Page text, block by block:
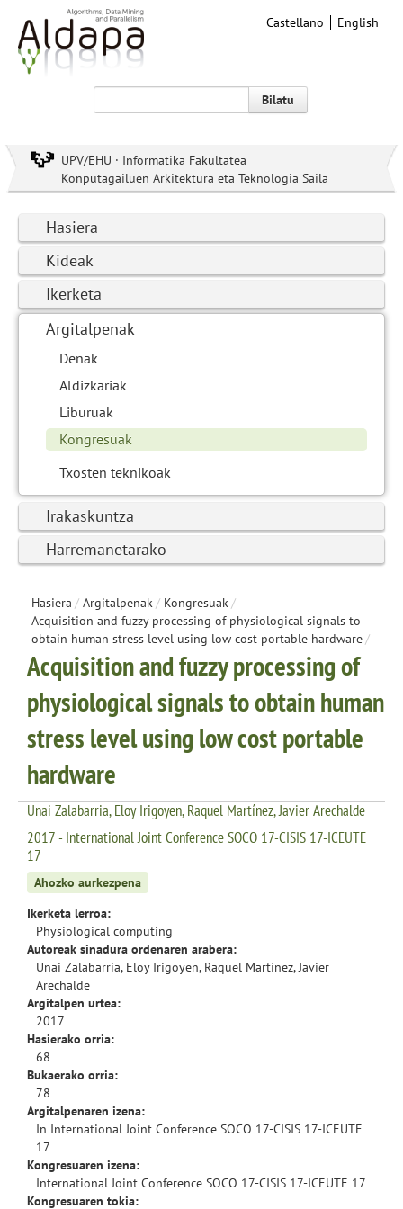
Castellano English
Bilatu
UPV/EHU · Informatika Fakultatea
Konputagailuen Arkitektura eta Teknologia Saila
Hasiera
Kideak
Ikerketa
Argitalpenak
Denak
Aldizkariak
Liburuak
Kongresuak
Txosten teknikoak
Irakaskuntza
Harremanetarako
Hasiera / Argitalpenak/ Kongresuak/
Acquisition and fuzzy processing of physiological signals to
obtain human stress level using low cost portable hardware/
Acquisition and fuzzy processing of
physiological signals to obtain human
stress level using low cost portable
hardware
Unai Zalabarria, Eloy Irigoyen, Raquel Martínez, Javier Arechalde
2017 - International Joint Conference SOCO 17-CISIS 17-ICEUTE
17
Ahozko aurkezpena
Ikerketa lerroa:
Physiological computing
Autoreak sinadura ordenaren arabera:
Unai Zalabarria, Eloy Irigoyen, Raquel Martínez, Javier
Arechalde
Argitalpen urtea:
2017
Hasierako orria:
68
Bukaerako orria:
78
Argitalpenaren izena:
In International Joint Conference SOCO 17-CISIS 17-ICEUTE
17
Kongresuaren izena:
International Joint Conference SOCO 17-CISIS 17-ICEUTE 17
Kongresuaren tokia: